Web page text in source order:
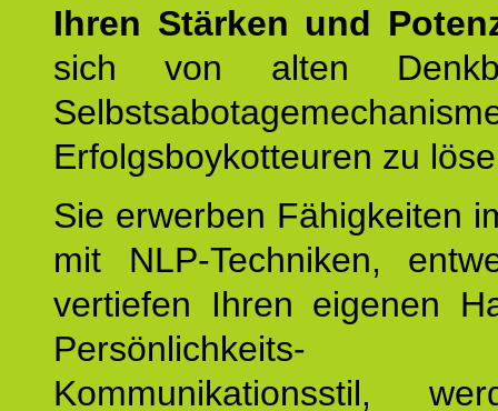
Ihren Stärken und
sich von alten
Erfolgsboykotteuren zu
Sie erwerben Fähigkeiten
mit NLP-Techniken,
vertiefen Ihren eigenen
Kommunikationsstil,